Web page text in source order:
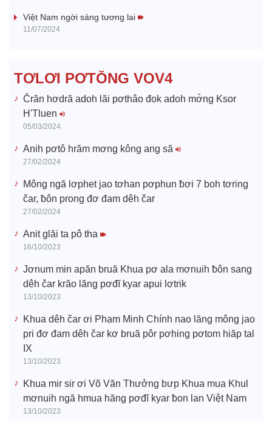
e
Việt Nam ngời sáng tương lai
11/07/2024
TƠLƠI PƠTŎNG VOV4
Črăn hơdră adoh lăi pơthâo đok adoh mơ̆ng Ksor
H'Tluen
05/03/2024
Anih pơtô hrăm mơng kông ang să
27/02/2024
Mông ngă lơphet jao tơhan pơphun ƀơi 7 boh tơring
čar, ƀôn prong đơ đam dêh čar
27/02/2024
Anit glăi ta pô tha
16/10/2023
Jơnum min apăn bruă Khua pơ ala mơnuih ƀôn sang
dêh čar krăo lăng pơđĭ kyar apui lơtrik
13/10/2023
Khua dêh čar ơi Phạm Minh Chính nao lăng mông jao
pri đơ đam dêh čar kơ bruă pôr pơhing pơtom hiăp tal
IX
13/10/2023
Khua mir sir ơi Võ Văn Thưởng bưp Khua mua Khul
mơnuih ngă hmua hăng pơđĭ kyar ƀon lan Việt Nam
13/10/2023